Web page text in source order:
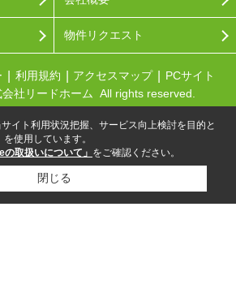
物件リクエスト
利用規約 アクセスマップ
PCサイト
社リードホーム All rights reserved.
イト利用状況把握、サービス向上検討を目的と
使用しています。
の取扱いについて」 をご確認ください。
閉じる